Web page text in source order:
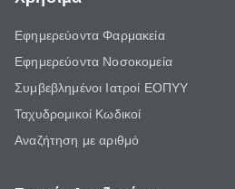
Εφημερεύοντα Φαρμακεία
Εφημερεύοντα Νοσοκομεία
Συμβεβλημένοι Ιατροί ΕΟΠΥΥ
Ταχυδρομικοί Κωδικοί
Αναζήτηση με αριθμό